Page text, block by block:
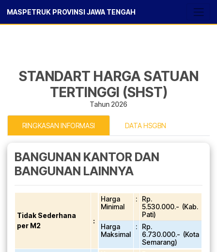
MASPETRUK PROVINSI JAWA TENGAH
STANDART HARGA SATUAN
TERTINGGI (SHST)
Tahun 2026
RINGKASAN INFORMASI DATA HSGBN
BANGUNAN KANTOR DAN
BANGUNAN LAINNYA
Tidak Sederhana
per M2
:
Harga
Minimal
:
Rp.
5.530.000.- (Kab.
Pati)
Harga
Maksimal
:
Rp.
6.730.000.- (Kota
Semarang)